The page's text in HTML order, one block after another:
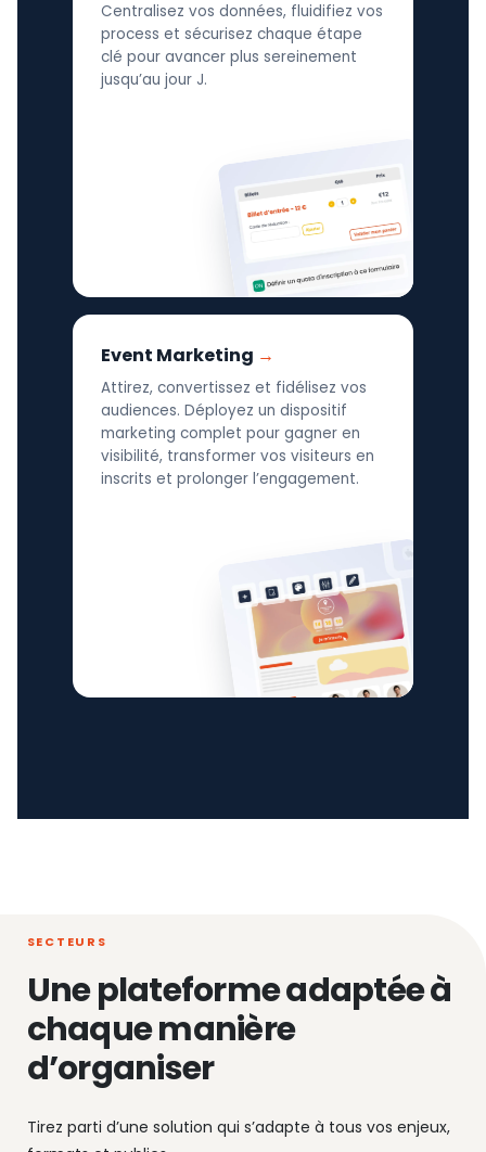
Centralisez vos données, fluidifiez vos
process et sécurisez chaque étape
clé pour avancer plus sereinement
jusqu’au jour J.
Event Marketing
Attirez, convertissez et fidélisez vos
audiences. Déployez un dispositif
marketing complet pour gagner en
visibilité, transformer vos visiteurs en
inscrits et prolonger l’engagement.
SECTEURS
Une plateforme adaptée à
chaque manière
d’organiser
Tirez parti d’une solution qui s’adapte à tous vos enjeux,